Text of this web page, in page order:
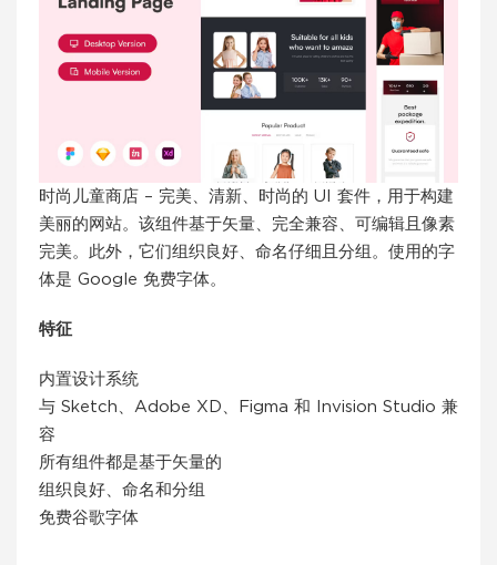
时尚儿童商店 – 完美、清新、时尚的 UI 套件，用于构建
美丽的网站。该组件基于矢量、完全兼容、可编辑且像素
完美。此外，它们组织良好、命名仔细且分组。使用的字
体是 Google 免费字体。
特征
内置设计系统
与 Sketch、Adobe XD、Figma 和 Invision Studio 兼
容
所有组件都是基于矢量的
组织良好、命名和分组
免费谷歌字体